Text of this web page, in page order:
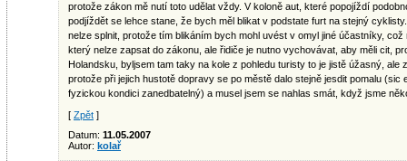
protože zákon mě nutí toto udělat vždy. V koloně aut, které popojíždí
podjíždět se lehce stane, že bych měl blikat v podstate furt na stejný
nelze splnit, protože tím blikáním bych mohl uvést v omyl jiné účastníky,
který nelze zapsat do zákonu, ale řidiče je nutno vychovávat, aby měli cit,
Holandsku, byljsem tam taky na kole z pohledu turisty to je jistě úžasný, ale
protože při jejich hustotě dopravy se po městě dalo stejně jesdit pomalu
fyzickou kondici zanedbatelný) a musel jsem se nahlas smát, když jsme
[ Zpět ]
Datum: 11.05.2007
Autor: kolař